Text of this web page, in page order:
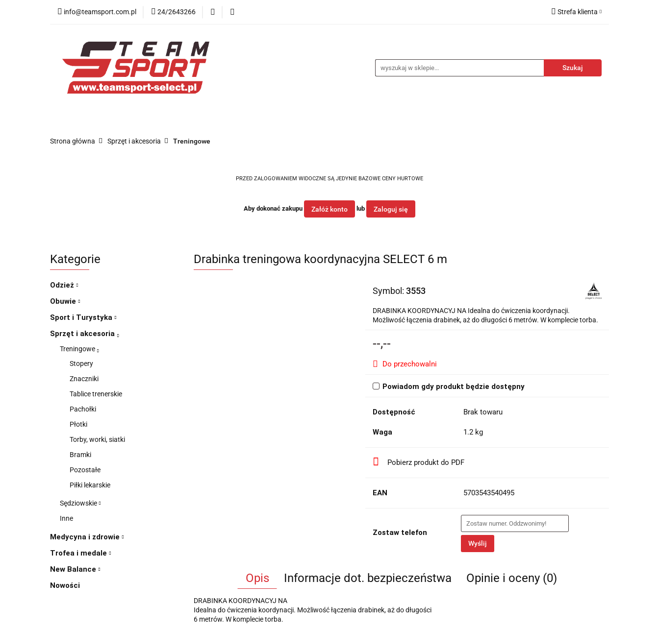
info@teamsport.com.pl 24/2643266 Strefa klienta
Dodaj zgłoszenie
Nowości New Balance
Medycyna sportowa
Strona główna Sprzęt i akcesoria Treningowe
PRZED ZALOGOWANIEM WIDOCZNE SĄ JEDYNIE BAZOWE CENY HURTOWE
Aby dokonać zakupu Załóż konto lub Zaloguj się
Kategorie
Odzież
Obuwie
Sport i Turystyka
Sprzęt i akcesoria
Treningowe
Stopery
Znaczniki
Tablice trenerskie
Pachołki
Płotki
Torby, worki, siatki
Bramki
Pozostałe
Piłki lekarskie
Sędziowskie
Inne
Medycyna i zdrowie
Trofea i medale
New Balance
Nowości
Drabinka treningowa koordynacyjna SELECT 6 m
Symbol:3553
DRABINKA KOORDYNACYJ NA Idealna do ćwiczenia koordynacji.
Możliwość łączenia drabinek, aż do długości 6 metrów. W komplecie torba.
--,--
Do przechowalni
Powiadom gdy produkt będzie dostępny
Dostępność Brak towaru
Waga 1.2 kg
Pobierz produkt do PDF
EAN 5703543540495
Zostaw telefon
Wyślij
Opis Informacje dot. bezpieczeństwa Opinie i oceny (0)
DRABINKA KOORDYNACYJ NA
Idealna do ćwiczenia koordynacji. Możliwość łączenia drabinek, aż do długości
6 metrów. W komplecie torba.